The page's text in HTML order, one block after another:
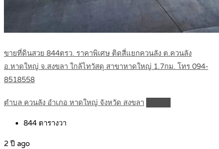
ขายที่ดินสวย 844ตรว. ราคาพิเศษ ติดสี่แยกควนลัง ต.ควนลัง
อ.หาดใหญ่ จ.สงขลา ใกล้ไทวัสดุ สาขาหาดใหญ่ 1.7กม. โทร 094-
8518558
ตำบล ควนลัง อำเภอ หาดใหญ่ จังหวัด สงขลา
844 ตารางวา
2 ปี ago